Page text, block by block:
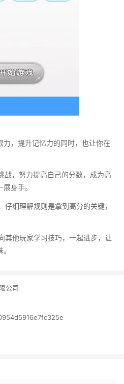
力，提升记忆力的同时，也让你在
战，努力提高自己的分数，成为高
身手。
细理解规则是拿到高分的关键，
其他玩家学习技巧，一起进步，让
公司